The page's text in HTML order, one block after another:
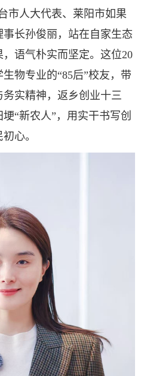
市人大代表、莱阳市如果
长孙俊丽，站在自家生态
语气朴实而坚定。这位20
物专业的“85后”校友，带
实精神，返乡创业十三
“新农人”，用实干书写创
心。